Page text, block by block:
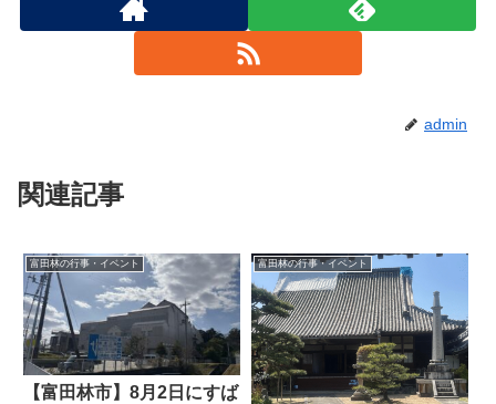
admin
関連記事
富田林の行事・イベント
【富田林市】8月2日にすば
富田林の行事・イベント